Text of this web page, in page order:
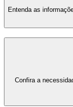
Entenda as
Confira a